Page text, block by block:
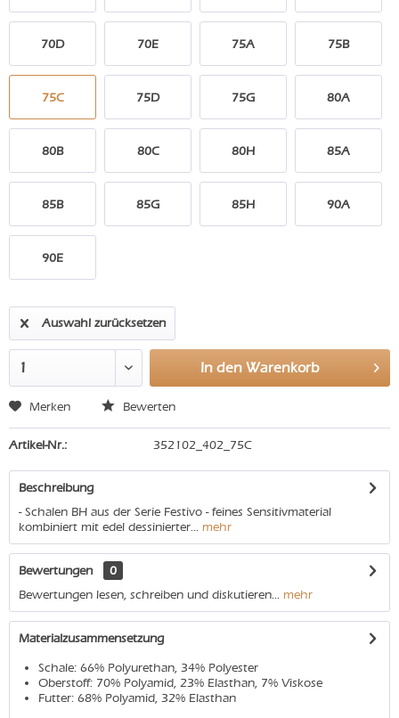
70D 70E 75A 75B
75C 75D 75G 80A
80B 80C 80H 85A
85B 85G 85H 90A
90E
Auswahl zurücksetzen
In den Warenkorb
Merken Bewerten
Artikel-Nr.: 352102_402_75C
Beschreibung
- Schalen BH aus der Serie Festivo - feines Sensitivmaterial
kombiniert mit edel dessinierter... mehr
Bewertungen
0
Bewertungen lesen, schreiben und diskutieren... mehr
Materialzusammensetzung
Schale: 66% Polyurethan, 34% Polyester
Oberstoff: 70% Polyamid, 23% Elasthan, 7% Viskose
Futter: 68% Polyamid, 32% Elasthan